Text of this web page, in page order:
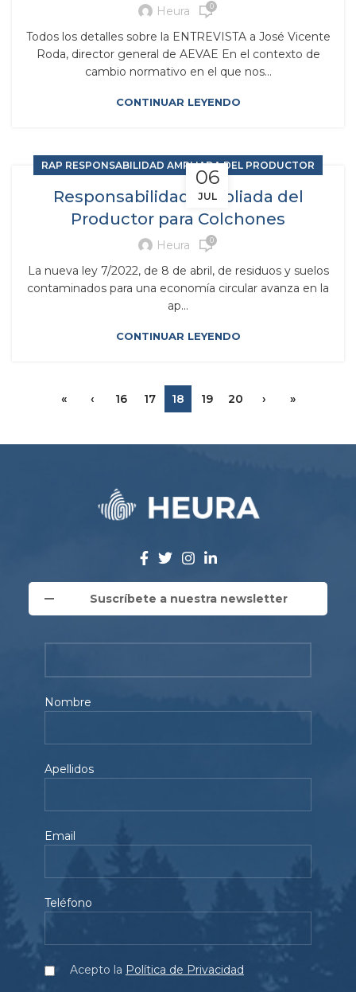
Heura 0
Todos los detalles sobre la ENTREVISTA a José Vicente
Roda, director general de AEVAE En el contexto de
cambio normativo en el que nos...
CONTINUAR LEYENDO
06
JUL
RAP RESPONSABILIDAD AMPLIADA DEL PRODUCTOR
Responsabilidad Ampliada del
Productor para Colchones
Heura 0
La nueva ley 7/2022, de 8 de abril, de residuos y suelos
contaminados para una economía circular avanza en la
ap...
CONTINUAR LEYENDO
« ‹ 16 17 18 19 20 › »
Suscríbete a nuestra newsletter
Nombre
Apellidos
Email
Teléfono
Acepto la Política de Privacidad